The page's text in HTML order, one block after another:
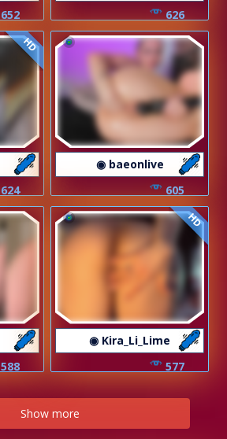
652
626
HD
624
◉ baeonlive
605
588
HD
◉ Kira_Li_Lime
577
Show more